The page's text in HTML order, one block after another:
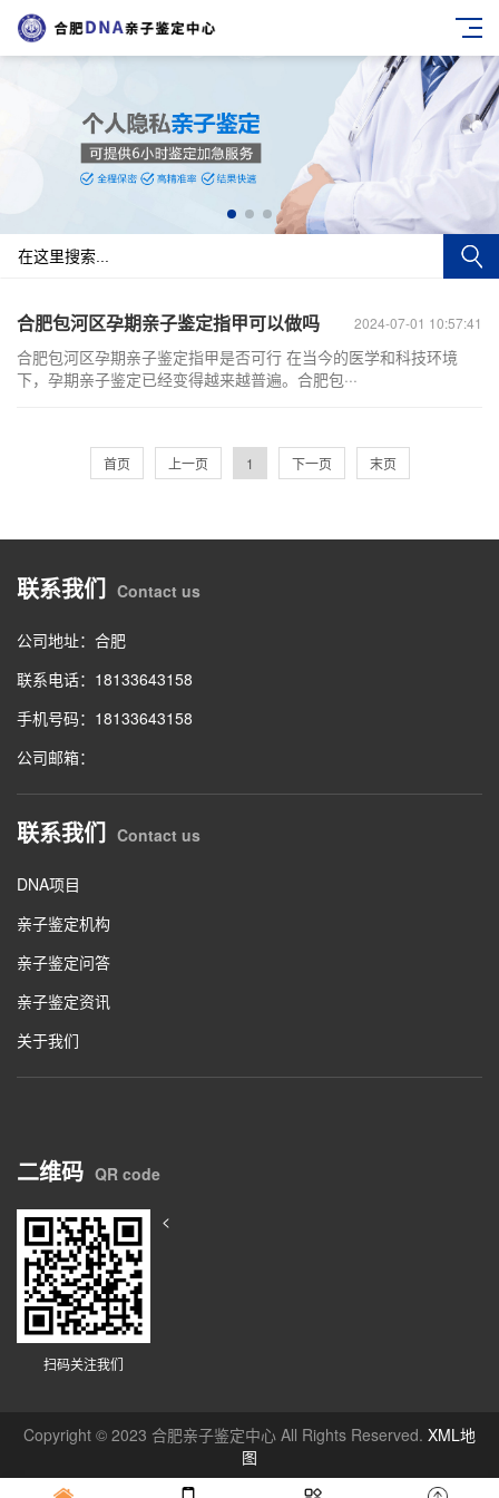
2024-07-01 10:57:41
合肥包河区孕期亲子鉴定指甲可以做吗
合肥包河区孕期亲子鉴定指甲是否可行 在当今的医学和科技环境
下，孕期亲子鉴定已经变得越来越普遍。合肥包···
首页 上一页 1 下一页 末页
联系我们 Contact us
公司地址：合肥
联系电话：18133643158
手机号码：18133643158
公司邮箱：
联系我们 Contact us
DNA项目
亲子鉴定机构
亲子鉴定问答
亲子鉴定资讯
关于我们
二维码 QR code
扫码关注我们
<
Copyright © 2023 合肥亲子鉴定中心 All Rights Reserved. XML地
图